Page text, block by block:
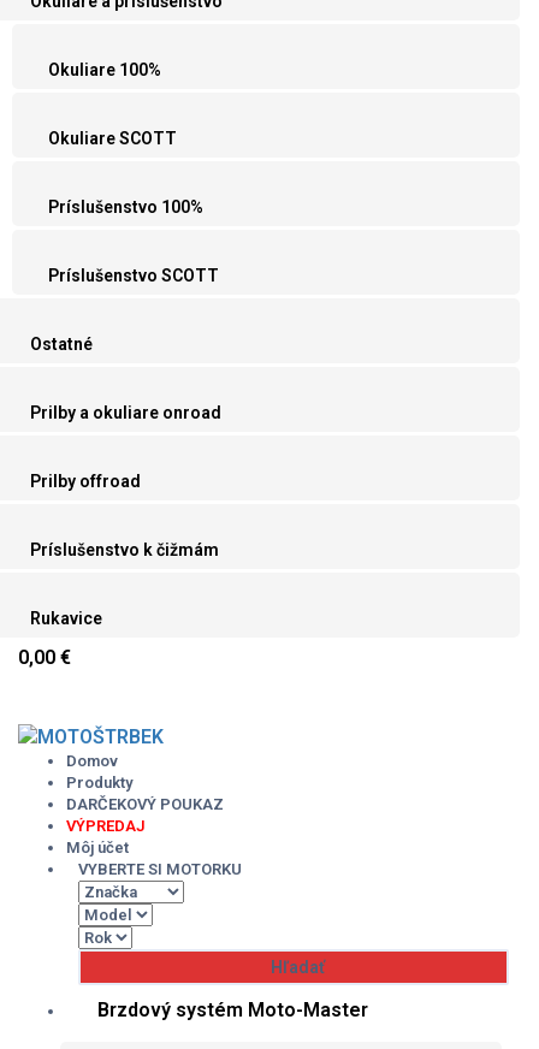
Okuliare 100%
Okuliare SCOTT
Príslušenstvo 100%
Príslušenstvo SCOTT
Ostatné
Prilby a okuliare onroad
Prilby offroad
Príslušenstvo k čižmám
Rukavice
0,00 €
contentDomov
Produkty
DARČEKOVÝ POUKAZ
VÝPREDAJ
Môj účet
VYBERTE SI MOTORKU
Brzdový systém Moto-Master